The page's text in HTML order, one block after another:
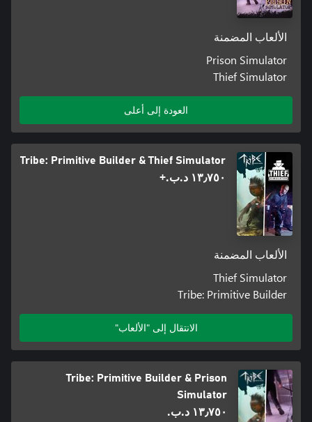
الألعاب المضمنة
Prison Simulator
Thief Simulator
العودة إلى أعلى
Tribe: Primitive Builder & Thief Simulator
١٣٫٧٥٠ د.ب.‏+
الألعاب المضمنة
Thief Simulator
Tribe: Primitive Builder
الانتقال إلى "الألعاب"
Tribe: Primitive Builder & Prison
Simulator
١٣٫٧٥٠ د.ب.‏